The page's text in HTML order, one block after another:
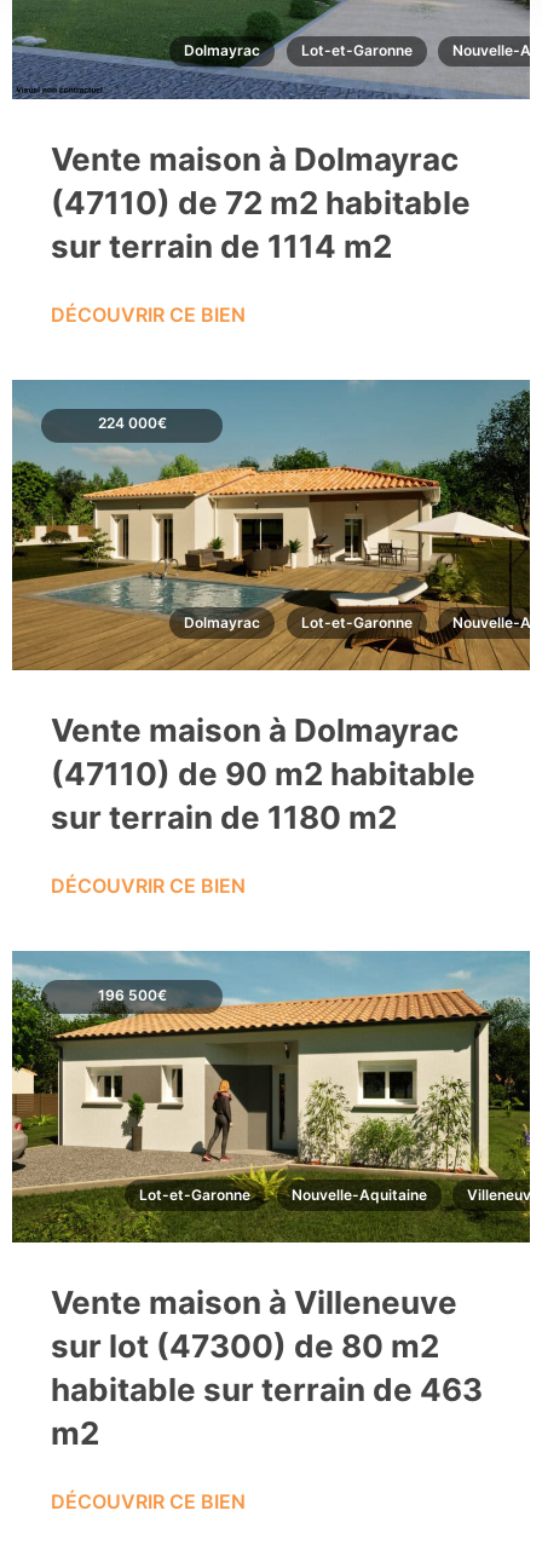
Dolmayrac Lot-et-Garonne Nouvelle-
Vente maison à Dolmayrac
(47110) de 72 m2 habitable
sur terrain de 1114 m2
DÉCOUVRIR CE BIEN
224 000€
Dolmayrac Lot-et-Garonne Nouvelle-
Vente maison à Dolmayrac
(47110) de 90 m2 habitable
sur terrain de 1180 m2
DÉCOUVRIR CE BIEN
196 500€
Lot-et-Garonne Nouvelle-Aquitaine
Vente maison à Villeneuve
sur lot (47300) de 80 m2
habitable sur terrain de 463
m2
DÉCOUVRIR CE BIEN